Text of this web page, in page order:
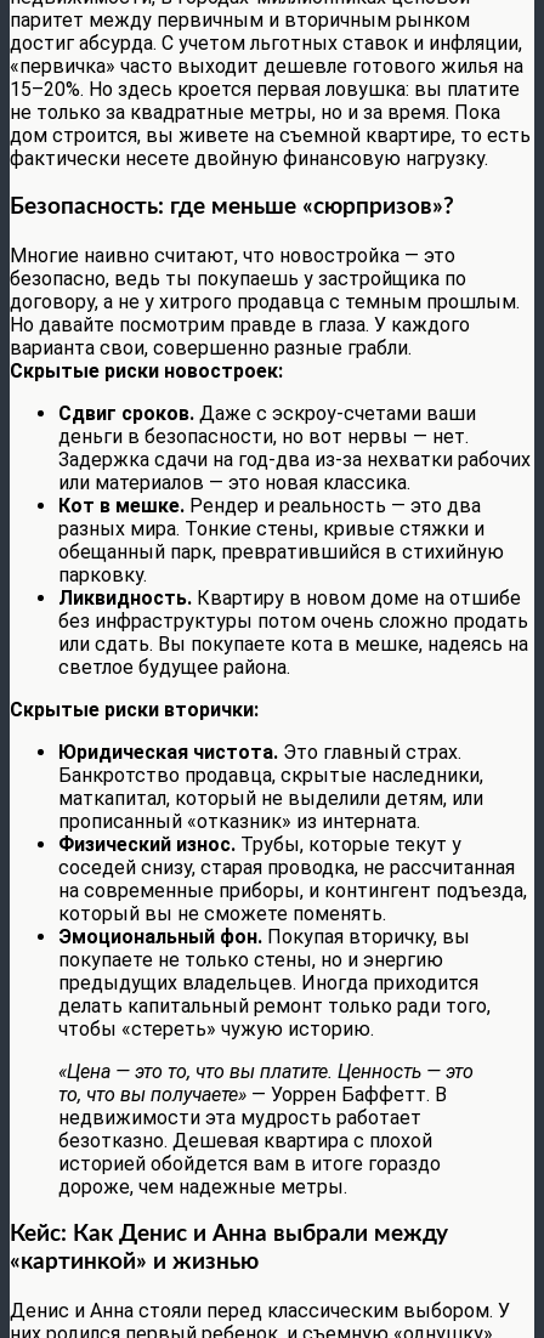
паритет между первичным и вторичным рынком
достиг абсурда. С учетом льготных ставок и инфляции,
«первичка» часто выходит дешевле готового жилья на
15–20%. Но здесь кроется первая ловушка: вы платите
не только за квадратные метры, но и за время. Пока
дом строится, вы живете на съемной квартире, то есть
фактически несете двойную финансовую нагрузку.
Безопасность: где меньше «сюрпризов»?
Многие наивно считают, что новостройка — это
безопасно, ведь ты покупаешь у застройщика по
договору, а не у хитрого продавца с темным прошлым.
Но давайте посмотрим правде в глаза. У каждого
варианта свои, совершенно разные грабли.
Скрытые риски новостроек:
Сдвиг сроков. Даже с эскроу-счетами ваши
деньги в безопасности, но вот нервы — нет.
Задержка сдачи на год-два из-за нехватки рабочих
или материалов — это новая классика.
Кот в мешке. Рендер и реальность — это два
разных мира. Тонкие стены, кривые стяжки и
обещанный парк, превратившийся в стихийную
парковку.
Ликвидность. Квартиру в новом доме на отшибе
без инфраструктуры потом очень сложно продать
или сдать. Вы покупаете кота в мешке, надеясь на
светлое будущее района.
Скрытые риски вторички:
Юридическая чистота. Это главный страх.
Банкротство продавца, скрытые наследники,
маткапитал, который не выделили детям, или
прописанный «отказник» из интерната.
Физический износ. Трубы, которые текут у
соседей снизу, старая проводка, не рассчитанная
на современные приборы, и контингент подъезда,
который вы не сможете поменять.
Эмоциональный фон. Покупая вторичку, вы
покупаете не только стены, но и энергию
предыдущих владельцев. Иногда приходится
делать капитальный ремонт только ради того,
чтобы «стереть» чужую историю.
«Цена — это то, что вы платите. Ценность — это
то, что вы получаете» — Уоррен Баффетт. В
недвижимости эта мудрость работает
безотказно. Дешевая квартира с плохой
историей обойдется вам в итоге гораздо
дороже, чем надежные метры.
Кейс: Как Денис и Анна выбрали между
«картинкой» и жизнью
Денис и Анна стояли перед классическим выбором. У